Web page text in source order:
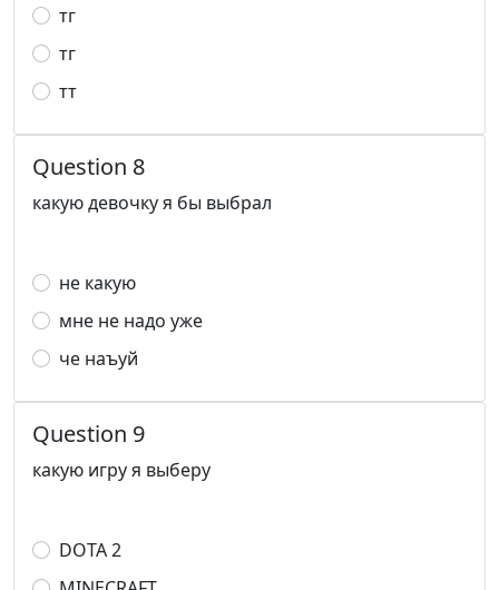
тг
тг
тт
Question 8
какую девочку я бы выбрал
не какую
мне не надо уже
че наъуй
Question 9
какую игру я выберу
DOTA 2